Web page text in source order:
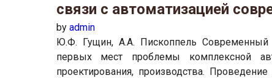
связи с автоматизацией
by admin
Ю.Ф. Гущин, А.А. Пископпель Современный
первых мест проблемы комплексной
проектирования, производства.